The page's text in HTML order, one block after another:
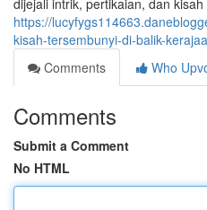
dijejali intrik, pertikaian, dan
https://
kisah-tersembunyi-di-balik-
Comments
Who
Comments
Submit a Comment
No HTML